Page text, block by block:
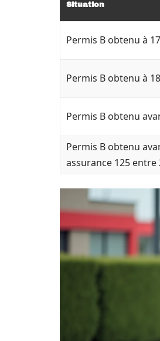
Situation
Permis B obtenu à
Permis B obtenu à
Permis B obtenu
Permis B obtenu
assurance 125 entre